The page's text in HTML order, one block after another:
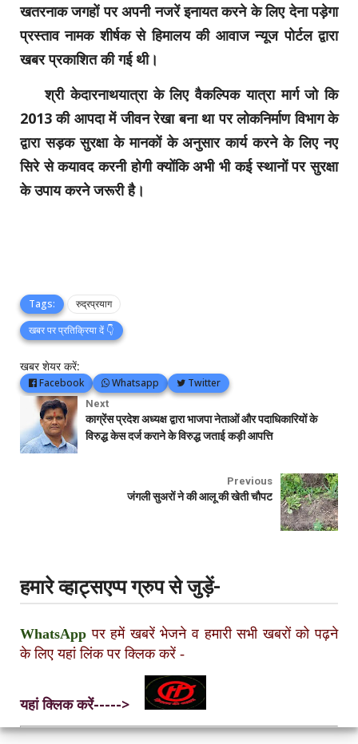
खतरनाक जगहों पर अपनी नजरें इनायत करने के लिए देना पड़ेगा
प्रस्ताव नामक शीर्षक से हिमालय की आवाज न्यूज पोर्टल द्वारा
खबर प्रकाशित की गई थी।
श्री केदारनाथयात्रा के लिए वैकल्पिक यात्रा मार्ग जो कि
2013 की आपदा में जीवन रेखा बना था पर लोकनिर्माण विभाग के
द्वारा सड़क सुरक्षा के मानकों के अनुसार कार्य करने के लिए नए
सिरे से कयावद करनी होगी क्योंकि अभी भी कई स्थानों पर सुरक्षा
के उपाय करने जरूरी है।
Tags:
रुद्रप्रयाग
खबर पर प्रतिक्रिया दें 👇
खबर शेयर करें:
Facebook Whatsapp Twitter
Next
काग्रेंस प्रदेश अध्यक्ष द्वारा भाजपा नेताओं और पदाधिकारियों के
विरुद्ध केस दर्ज कराने के विरुद्ध जताई कड़ी आपत्ति
Previous
जंगली सुअरों ने की आलू की खेती चौपट
हमारे व्हाट्सएप्प ग्रुप से जुड़ें-
WhatsApp पर हमें खबरें भेजने व हमारी सभी खबरों को पढ़ने
के लिए यहां लिंक पर क्लिक करें -
यहां क्लिक करें----->